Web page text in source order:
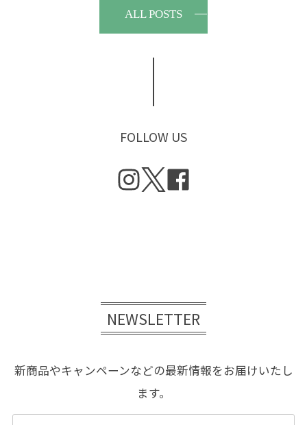
ALL POSTS
FOLLOW US
NEWSLETTER
新商品やキャンペーンなどの最新情報をお届けいたし
ます。